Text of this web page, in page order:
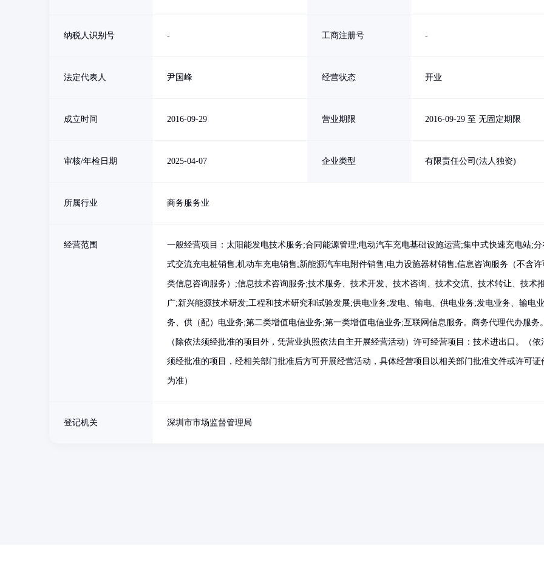
纳税人识别号 - 工商注册号 -
法定代表人 尹国峰 经营状态 开业
成立时间 2016-09-29 营业期限 2016-09-29 至 无固定期限
审核/年检日期 2025-04-07 企业类型 有限责任公司(法人独资)
所属行业 商务服务业
经营范围 一般经营项目：太阳能发电技术服务;合同能源管理;电动汽车充电基础设施运营;集中式快速充电站;分
式交流充电桩销售;机动车充电销售;新能源汽车电附件销售;电力设施器材销售;信息咨询服务（不含许
类信息咨询服务）;信息技术咨询服务;技术服务、技术开发、技术咨询、技术交流、技术转让、技术
广;新兴能源技术研发;工程和技术研究和试验发展;供电业务;发电、输电、供电业务;发电业务、输电业
务、供（配）电业务;第二类增值电信业务;第一类增值电信业务;互联网信息服务。商务代理代办服务。
（除依法须经批准的项目外，凭营业执照依法自主开展经营活动）许可经营项目：技术进出口。（依
须经批准的项目，经相关部门批准后方可开展经营活动，具体经营项目以相关部门批准文件或许可证
为准）
登记机关 深圳市市场监督管理局